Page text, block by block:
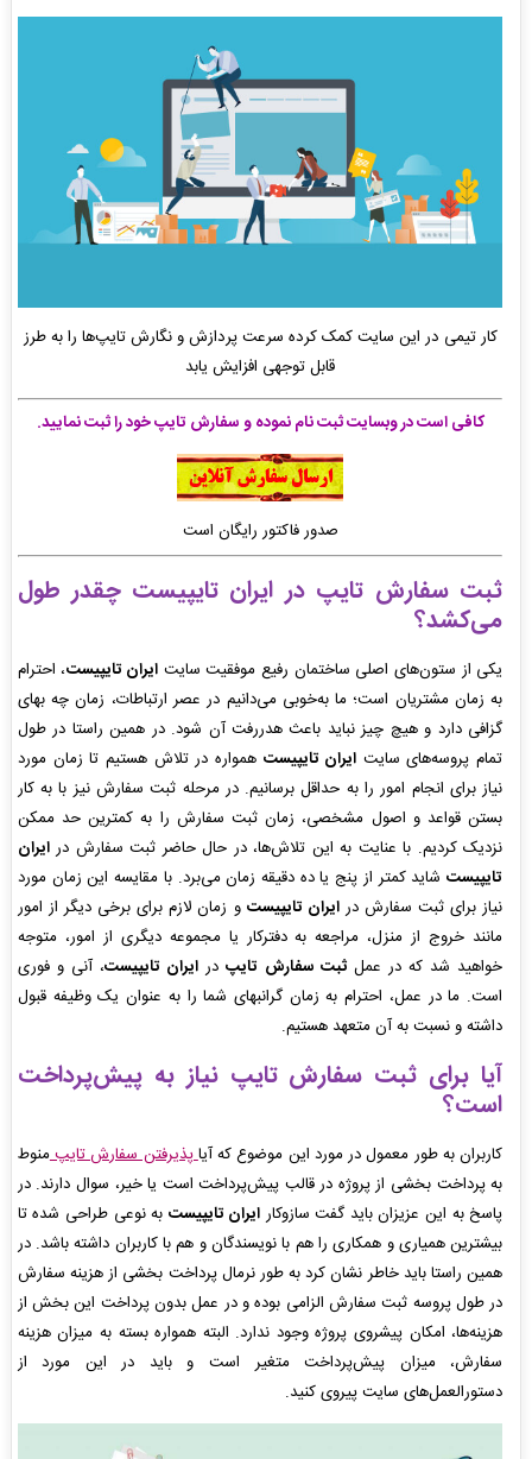
کار تیمی در این سایت کمک کرده سرعت پردازش و نگارش تایپ‌ها را به طرز
قابل توجهی افزایش یابد
کافی است در وبسایت ثبت نام نموده و سفارش تایپ خود را ثبت نمایید.
صدور فاکتور رایگان است
ثبت سفارش تایپ در ایران تایپیست چقدر طول
می‌کشد؟
یکی از ستون‌های اصلی ساختمان رفیع موفقیت سایت ایران تایپیست، احترام
به زمان مشتریان است؛ ما به‌خوبی می‌دانیم در عصر ارتباطات، زمان چه بهای
گزافی دارد و هیچ چیز نباید باعث هدررفت آن شود. در همین راستا در طول
تمام پروسه‌های سایت ایران تایپیست همواره در تلاش هستیم تا زمان مورد
نیاز برای انجام امور را به حداقل برسانیم. در مرحله ثبت سفارش نیز با به کار
بستن قواعد و اصول مشخصی، زمان ثبت سفارش را به کمترین حد ممکن
نزدیک کردیم. با عنایت به این تلاش‌ها، در حال حاضر ثبت سفارش درایران
تایپیستشاید کمتر از پنج یا ده دقیقه زمان می‌برد. با مقایسه این زمان مورد
نیاز برای ثبت سفارش درایران تایپیست و زمان لازم برای برخی دیگر از امور
مانند خروج از منزل، مراجعه به دفترکار یا مجموعه دیگری از امور، متوجه
خواهید شد که در عملثبت سفارش تایپدر ایران تایپیست، آنی و فوری
است. ما در عمل، احترام به زمان گرانبهای شما را به عنوان یک وظیفه قبول
داشته و نسبت به آن متعهد هستیم.
آیا برای ثبت سفارش تایپ نیاز به پیش‌پرداخت
است؟
کاربران به طور معمول در مورد این موضوع که آیاپذیرفتن سفارش تایپمنوط
به پرداخت بخشی از پروژه در قالب پیش‌پرداخت است یا خیر، سوال دارند. در
پاسخ به این عزیزان باید گفت سازوکار ایران تایپیست به نوعی طراحی شده تا
بیشترین همیاری و همکاری را هم با نویسندگان و هم با کاربران داشته باشد. در
همین راستا باید خاطر نشان کرد به طور نرمال پرداخت بخشی از هزینه سفارش
در طول پروسه ثبت سفارش الزامی بوده و در عمل بدون پرداخت این بخش از
هزینه‌ها، امکان پیشروی پروژه وجود ندارد. البته همواره بسته به میزان هزینه
سفارش، میزان پیش‌پرداخت متغیر است و باید در این مورد از
دستورالعمل‌های سایت پیروی کنید.